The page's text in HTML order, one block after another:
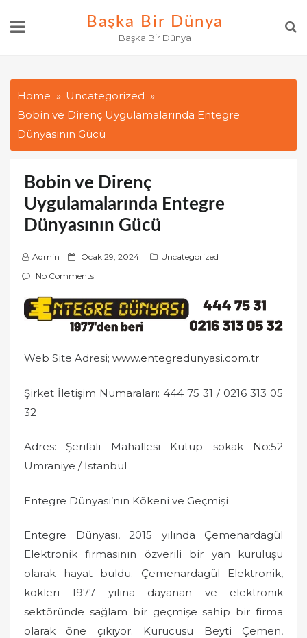
Başka Bir Dünya
Başka Bir Dünya
Home
Uncategorized
Bobin ve Direnç Uygulamalarında Entegre
Dünyasının Gücü
Bobin ve Direnç
Uygulamalarında Entegre
Dünyasının Gücü
Admin
P
o
t
e
o
Ocak 29, 2024
Uncategorized
No Comments
Web Site Adresi; www.entegredunyasi.com.tr
Şirket İletişim Numaraları: 444 75 31 / 0216 313 05
32
Adres: Şerifali Mahallesi Kutup sokak No:52
Ümraniye / İstanbul
Entegre Dünyası’nın Kökeni ve Geçmişi
Entegre Dünyası, 2015 yılında Çemenardagül
Elektronik firmasının özverili bir yan kuruluşu
olarak hayat buldu. Çemenardagül Elektronik,
kökleri 1977 yılına dayanan ve elektronik
sektöründe sağlam bir geçmişe sahip bir firma
olarak öne çıkıyor. Kurucusu Beyti Çemen,